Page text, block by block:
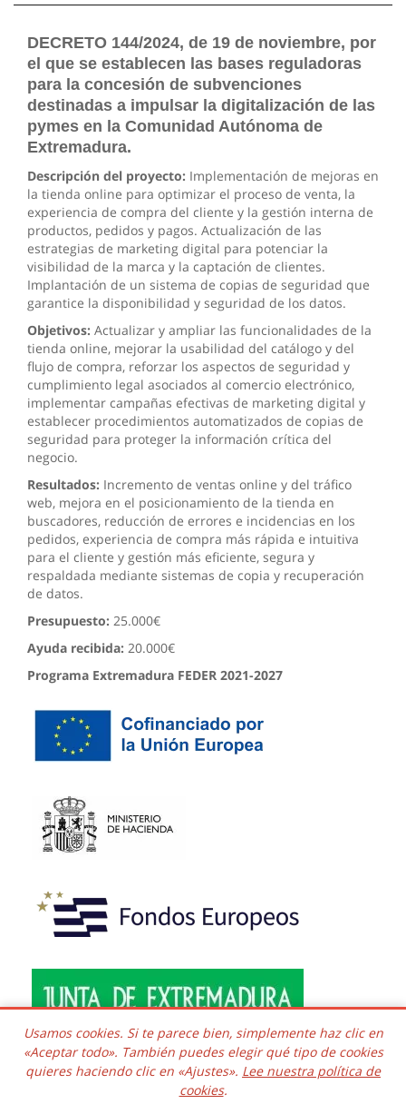
DECRETO 144/2024, de 19 de noviembre, por
el que se establecen las bases reguladoras
para la concesión de subvenciones
destinadas a impulsar la digitalización de las
pymes en la Comunidad Autónoma de
Extremadura.
Descripción del proyecto: Implementación de mejoras en
la tienda online para optimizar el proceso de venta, la
experiencia de compra del cliente y la gestión interna de
productos, pedidos y pagos. Actualización de las
estrategias de marketing digital para potenciar la
visibilidad de la marca y la captación de clientes.
Implantación de un sistema de copias de seguridad que
garantice la disponibilidad y seguridad de los datos.
Objetivos: Actualizar y ampliar las funcionalidades de la
tienda online, mejorar la usabilidad del catálogo y del
flujo de compra, reforzar los aspectos de seguridad y
cumplimiento legal asociados al comercio electrónico,
implementar campañas efectivas de marketing digital y
establecer procedimientos automatizados de copias de
seguridad para proteger la información crítica del
negocio.
Resultados: Incremento de ventas online y del tráfico
web, mejora en el posicionamiento de la tienda en
buscadores, reducción de errores e incidencias en los
pedidos, experiencia de compra más rápida e intuitiva
para el cliente y gestión más eficiente, segura y
respaldada mediante sistemas de copia y recuperación
de datos.
Presupuesto: 25.000€
Ayuda recibida: 20.000€
Programa Extremadura FEDER 2021-2027
Copyright © 2016 - 2026 Todos los derechos reservados.
Desarrollado e integrado
Usamos cookies. Si te parece bien, simplemente haz clic en
«Aceptar todo». También puedes elegir qué tipo de cookies
quieres haciendo clic en «Ajustes». Lee nuestra política de
cookies.